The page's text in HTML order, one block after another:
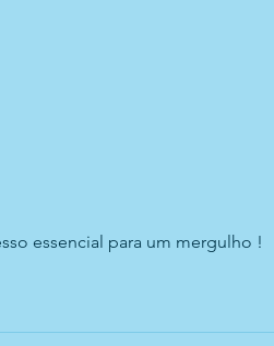
essencial para um mergulho !